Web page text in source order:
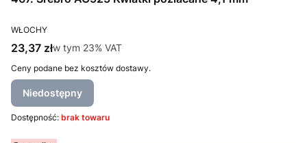
PRODUCENT
WŁOCHY
Cena brutto
23,37 złw tym %s VAT
w tym 23% VAT
Ceny podane bez kosztów dostawy.
Niedostępny
Dostępność: brak towaru